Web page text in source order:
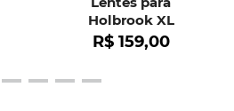
Holbrook XL
R$ 159,00